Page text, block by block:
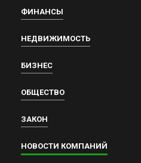
ФИНАНСЫ
НЕДВИЖИМОСТЬ
БИЗНЕС
ОБЩЕСТВО
ЗАКОН
НОВОСТИ КОМПАНИЙ